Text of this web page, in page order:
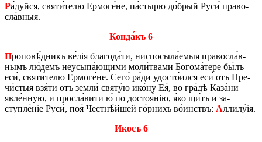
Ра́дуй­ся, святи́­те­лю Ер­мо­ге́­не, па́­сты­рю до́­брый Руси́ пра­во­
сла́в­ныя.
Кон­да́къ 6
Про­по­вѣ́д­никъ ве́лія бла­го­да́­ти, нис­по­сы­ла́­е­мыя пра­во­сла́в­
нымъ лю́­демъ не­у­сы­па́­ю­щи­ми мо­ли́­тва­ми Бо­го­ма́­те­ре бы́лъ
еси́, святи́­те­лю Ер­мо­ге́­не. Сего́ ра́ди удо­сто́­ился еси́ отъ Пре­
чи́­стыя взя́ти отъ зе­мли́ святу́ю ико́ну Ея́, во гра́­дѣ Ка­за́­ни
явле́н­ную, и про­сла́­ви­ти ю́ по достоя́нію, я́ко щи́тъ и за­
ступле́ніе Руси́, поя́ Чест­нѣ́й­шей го́р­нихъ во́­инствъ: Алли­лу́ія.
Икосъ 6